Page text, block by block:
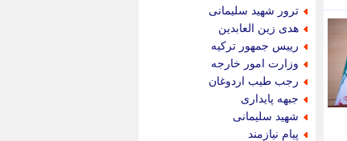
ترور شهید سلیمانی
هدی زین العابدین
رییس جمهور ترکیه
وزارت امور خارجه
رجب طیب اردوغان
جبهه پایداری
شهید سلیمانی
پیام نیازمند